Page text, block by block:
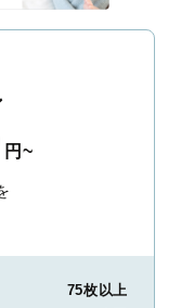
円~
75枚以上